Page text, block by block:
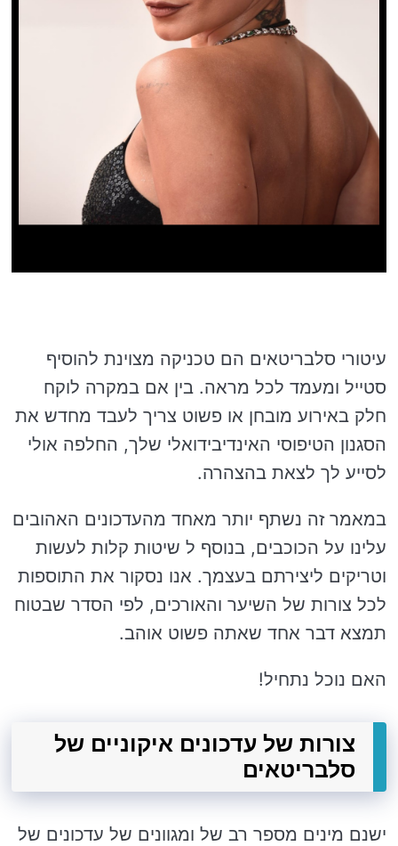
עיטורי סלבריטאים הם טכניקה מצוינת להוסיף
סטייל ומעמד לכל מראה. בין אם במקרה לוקח
חלק באירוע מובחן או פשוט צריך לעבד מחדש את
הסגנון הטיפוסי האינדיבידואלי שלך, החלפה אולי
לסייע לך לצאת בהצהרה.
במאמר זה נשתף יותר מאחד מהעדכונים האהובים
עלינו על הכוכבים, בנוסף ל שיטות קלות לעשות
וטריקים ליצירתם בעצמך. אנו נסקור את התוספות
לכל צורות של השיער והאורכים, לפי הסדר שבטוח
תמצא דבר אחד שאתה פשוט אוהב.
האם נוכל נתחיל!
צורות של עדכונים איקוניים של
סלבריטאים
ישנם מינים מספר רב של ומגוונים של עדכונים של